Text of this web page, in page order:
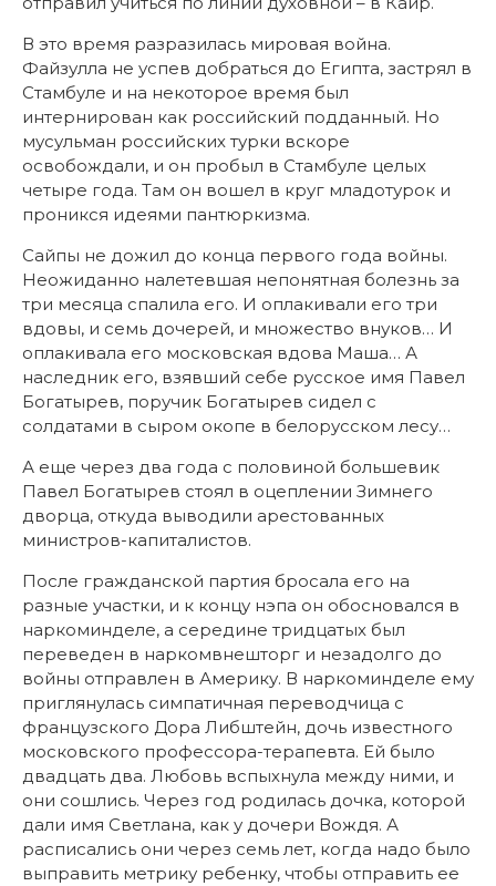
В это время разразилась мировая война.
Файзулла не успев добраться до Египта, застрял в
Стамбуле и на некоторое время был
интернирован как российский подданный. Но
мусульман российских турки вскоре
освобождали, и он пробыл в Стамбуле целых
четыре года. Там он вошел в круг младотурок и
проникся идеями пантюркизма.
Сайпы не дожил до конца первого года войны.
Неожиданно налетевшая непонятная болезнь за
три месяца спалила его. И оплакивали его три
вдовы, и семь дочерей, и множество внуков… И
оплакивала его московская вдова Маша… А
наследник его, взявший себе русское имя Павел
Богатырев, поручик Богатырев сидел с
солдатами в сыром окопе в белорусском лесу…
А еще через два года с половиной большевик
Павел Богатырев стоял в оцеплении Зимнего
дворца, откуда выводили арестованных
министров-капиталистов.
После гражданской партия бросала его на
разные участки, и к концу нэпа он обосновался в
наркоминделе, а середине тридцатых был
переведен в наркомвнешторг и незадолго до
войны отправлен в Америку. В наркоминделе ему
приглянулась симпатичная переводчица с
французского Дора Либштейн, дочь известного
московского профессора-терапевта. Ей было
двадцать два. Любовь вспыхнула между ними, и
они сошлись. Через год родилась дочка, которой
дали имя Светлана, как у дочери Вождя. А
расписались они через семь лет, когда надо было
выправить метрику ребенку, чтобы отправить ее